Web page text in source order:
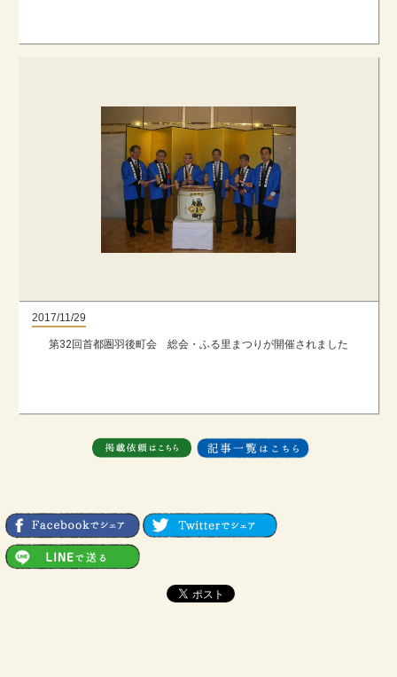
2017/11/29
第32回首都圏羽後町会 総会・ふる里まつりが開催されました